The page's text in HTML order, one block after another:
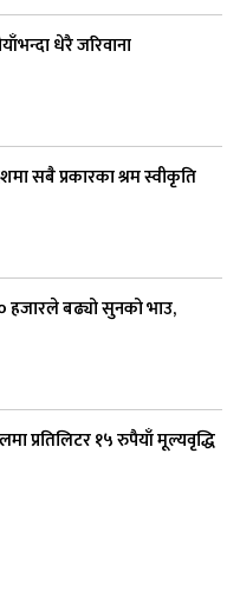
धेरै जरिवाना
सबै प्रकारका श्रम स्वीकृति
हजारले बढ्यो सुनको भाउ,
प्रतिलिटर १५ रुपैयाँ मूल्यवृद्धि